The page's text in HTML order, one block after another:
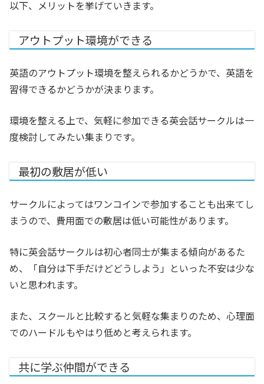
以下、メリットを挙げていきます。
アウトプット環境ができる
英語のアウトプット環境を整えられるかどうかで、英語を
習得できるかどうかが決まります。
環境を整える上で、気軽に参加できる英会話サークルは一
度検討してみたい集まりです。
最初の敷居が低い
サークルによってはワンコインで参加することも出来てし
まうので、費用面での敷居は低い可能性があります。
特に英会話サークルは初心者同士が集まる傾向があるた
め、「自分は下手だけどどうしよう」といった不安は少な
いと思われます。
また、スクールと比較すると気軽な集まりのため、心理面
でのハードルもやはり低めと考えられます。
共に学ぶ仲間ができる